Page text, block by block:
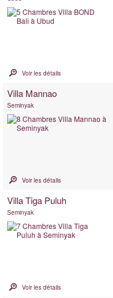
Voir les détails
Villa Mannao
Seminyak
Voir les détails
Villa Tiga Puluh
Seminyak
Voir les détails